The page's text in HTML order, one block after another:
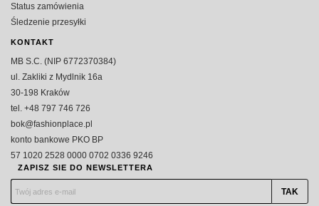
Status zamówienia
Śledzenie przesyłki
KONTAKT
MB S.C. (NIP 6772370384)
ul. Zakliki z Mydlnik 16a
30-198 Kraków
tel. +48 797 746 726
bok@fashionplace.pl
konto bankowe PKO BP
57 1020 2528 0000 0702 0336 9246
ZAPISZ SIE DO NEWSLETTERA